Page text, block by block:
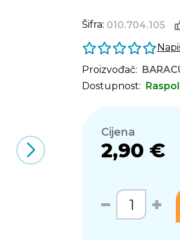
Šifra: 010.704.105
Proizvođač:
Dostupnost:
Cijena
2,90 €